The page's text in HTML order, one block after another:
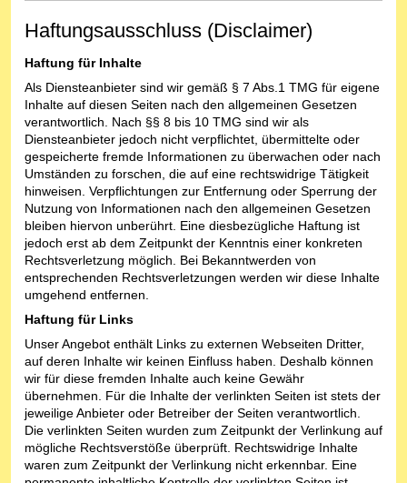
Haftungsausschluss (Disclaimer)
Haftung für Inhalte
Als Diensteanbieter sind wir gemäß § 7 Abs.1 TMG für eigene
Inhalte auf diesen Seiten nach den allgemeinen Gesetzen
verantwortlich. Nach §§ 8 bis 10 TMG sind wir als
Diensteanbieter jedoch nicht verpflichtet, übermittelte oder
gespeicherte fremde Informationen zu überwachen oder nach
Umständen zu forschen, die auf eine rechtswidrige Tätigkeit
hinweisen. Verpflichtungen zur Entfernung oder Sperrung der
Nutzung von Informationen nach den allgemeinen Gesetzen
bleiben hiervon unberührt. Eine diesbezügliche Haftung ist
jedoch erst ab dem Zeitpunkt der Kenntnis einer konkreten
Rechtsverletzung möglich. Bei Bekanntwerden von
entsprechenden Rechtsverletzungen werden wir diese Inhalte
umgehend entfernen.
Haftung für Links
Unser Angebot enthält Links zu externen Webseiten Dritter,
auf deren Inhalte wir keinen Einfluss haben. Deshalb können
wir für diese fremden Inhalte auch keine Gewähr
übernehmen. Für die Inhalte der verlinkten Seiten ist stets der
jeweilige Anbieter oder Betreiber der Seiten verantwortlich.
Die verlinkten Seiten wurden zum Zeitpunkt der Verlinkung auf
mögliche Rechtsverstöße überprüft. Rechtswidrige Inhalte
waren zum Zeitpunkt der Verlinkung nicht erkennbar. Eine